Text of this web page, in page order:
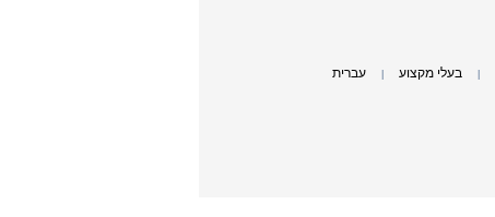
בעלי מקצוע עברית